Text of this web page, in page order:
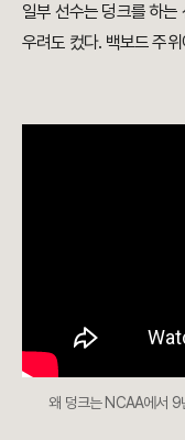
일부 선수는 덩크를 하
우려도 컸다. 백보드 주
왜 덩크는 NCAA에서